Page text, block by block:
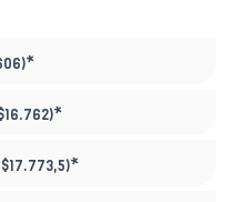
*
*
$17.773,5)*